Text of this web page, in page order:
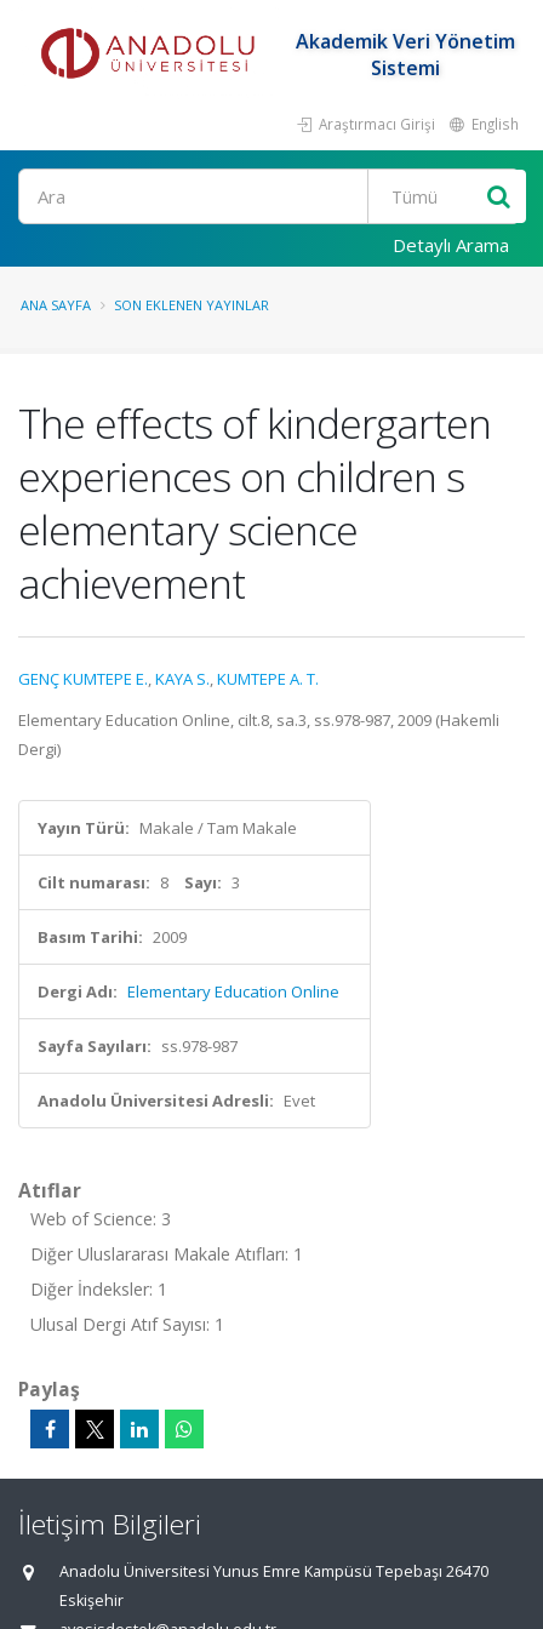
Akademik Veri Yönetim
Sistemi
Araştırmacı Girişi English
Ara
Detaylı Arama
ANA SAYFA SON EKLENEN YAYINLAR
The effects of kindergarten
experiences on children s
elementary science
achievement
GENÇ KUMTEPE E.,KAYA S.,KUMTEPE A. T.
Elementary Education Online, cilt.8, sa.3, ss.978-987, 2009 (Hakemli
Dergi)
Yayın Türü: Makale / Tam Makale
Cilt numarası: 8 Sayı: 3
Basım Tarihi: 2009
Dergi Adı: Elementary Education Online
Sayfa Sayıları: ss.978-987
Anadolu Üniversitesi Adresli: Evet
Atıflar
Web of Science: 3
Diğer Uluslararası Makale Atıfları: 1
Diğer İndeksler: 1
Ulusal Dergi Atıf Sayısı: 1
Paylaş
İletişim Bilgileri
Anadolu Üniversitesi Yunus Emre Kampüsü Tepebaşı 26470
Eskişehir